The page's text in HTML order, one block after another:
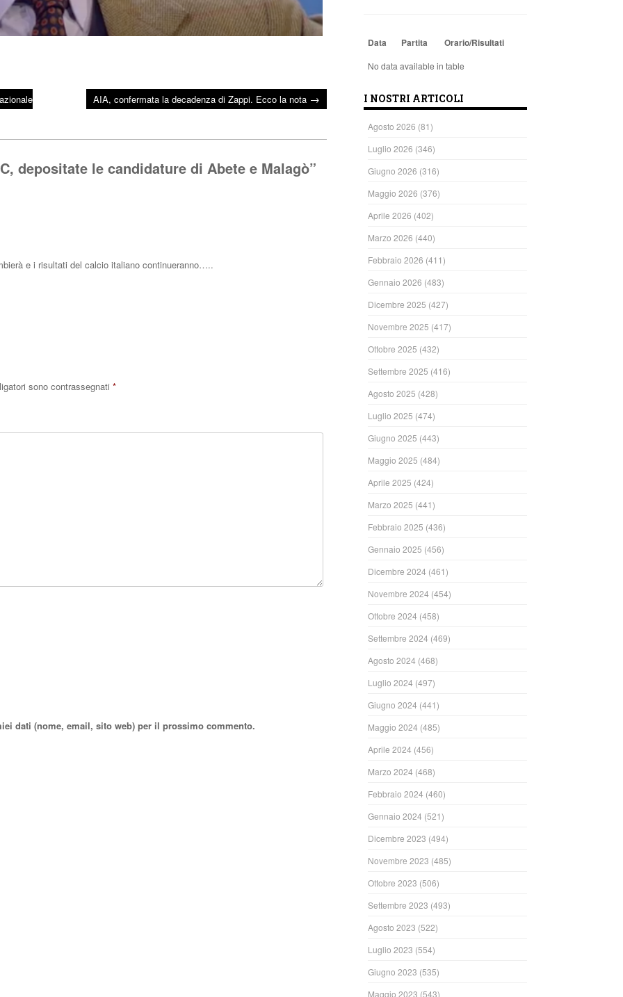
AIA, confermata la decadenza di Zappi. Ecco la nota →
depositate le candidature di Abete e Malagò”
e i risultati del calcio italiano continueranno…..
sono contrassegnati *
dati (nome, email, sito web) per il prossimo commento.
Data Partita Orario/Risultati
No data available in table
I NOSTRI ARTICOLI
Agosto 2026 (81)
Luglio 2026 (346)
Giugno 2026 (316)
Maggio 2026 (376)
Aprile 2026 (402)
Marzo 2026 (440)
Febbraio 2026 (411)
Gennaio 2026 (483)
Dicembre 2025 (427)
Novembre 2025 (417)
Ottobre 2025 (432)
Settembre 2025 (416)
Agosto 2025 (428)
Luglio 2025 (474)
Giugno 2025 (443)
Maggio 2025 (484)
Aprile 2025 (424)
Marzo 2025 (441)
Febbraio 2025 (436)
Gennaio 2025 (456)
Dicembre 2024 (461)
Novembre 2024 (454)
Ottobre 2024 (458)
Settembre 2024 (469)
Agosto 2024 (468)
Luglio 2024 (497)
Giugno 2024 (441)
Maggio 2024 (485)
Aprile 2024 (456)
Marzo 2024 (468)
Febbraio 2024 (460)
Gennaio 2024 (521)
Dicembre 2023 (494)
Novembre 2023 (485)
Ottobre 2023 (506)
Settembre 2023 (493)
Agosto 2023 (522)
Luglio 2023 (554)
Giugno 2023 (535)
Maggio 2023 (543)